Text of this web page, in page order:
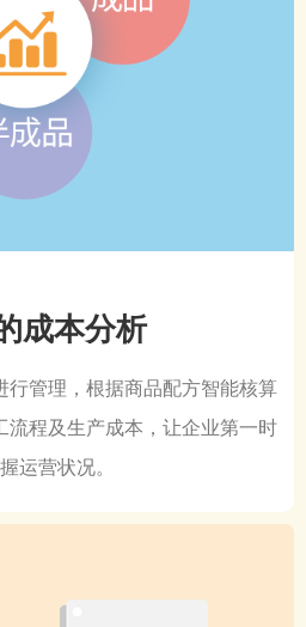
成本分析
行管理，根据商品配方智能核算
流程及生产成本，让企业第一时
运营状况。